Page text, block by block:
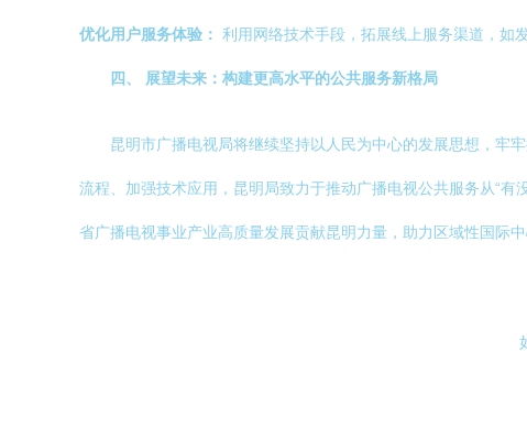
优化用户服务体验： 利用网络技术手段，拓展线上服务渠道，如
四、 展望未来：构建更高水平的公共服务新格局
昆明市广播电视局将继续坚持以人民为中心的发展思想，牢
流程、加强技术应用，昆明局致力于推动广播电视公共服务从“有
省广播电视事业产业高质量发展贡献昆明力量，助力区域性国际中